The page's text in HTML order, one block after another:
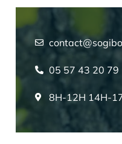
05 57 43 20 79
8H-12H 14H-